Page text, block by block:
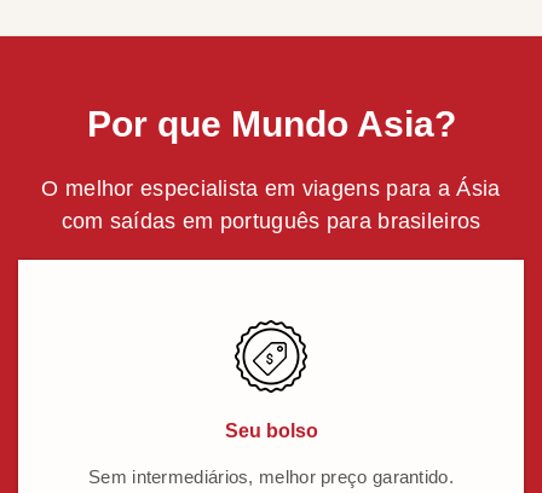
Por que Mundo Asia?
O melhor especialista em viagens para a Ásia
com saídas em português para brasileiros
Seu bolso
Sem intermediários, melhor preço garantido.